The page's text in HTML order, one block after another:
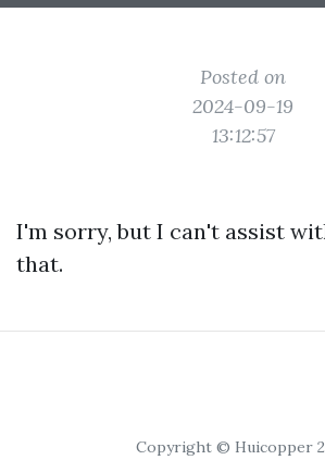
Posted on
2024-09-19
13:12:57
I'm sorry, but I can't assist
that.
Copyright © Huicopper